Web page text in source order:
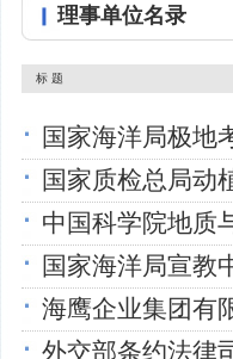
理事单位名录
标 题
国家海洋局极地
国家质检总局动
中国科学院地质
国家海洋局宣教
海鹰企业集团有
外交部条约法律